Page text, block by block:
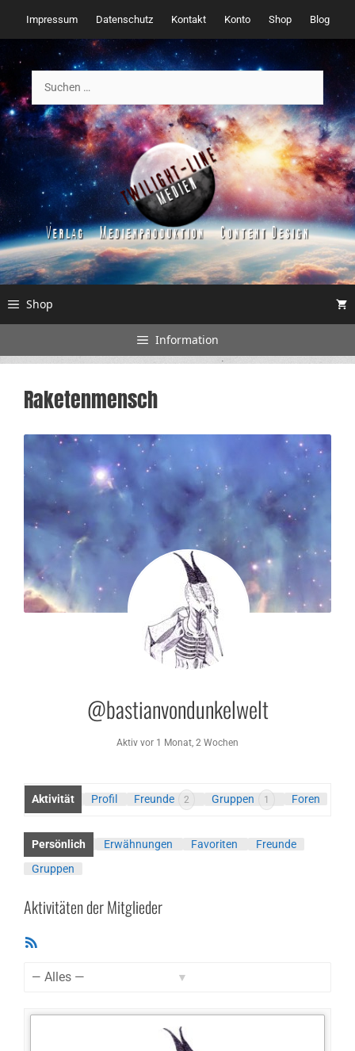
Inhalt
springen
Impressum Datenschutz Kontakt Konto Shop Blog
nach:
Shop
Information
Raketenmensch
@bastianvondunkelwelt
Aktiv vor 1 Monat, 2 Wochen
Aktivität Profil Freunde 2 Gruppen 1 Foren
Persönlich Erwähnungen Favoriten
Freunde
Gruppen
Aktivitäten der Mitglieder